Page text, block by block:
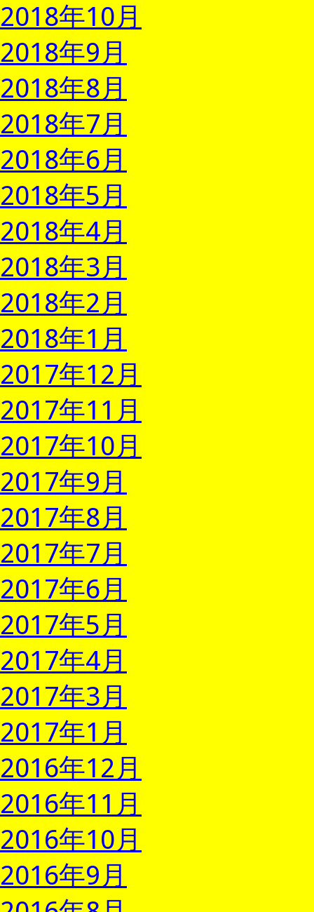
2018年10月
2018年9月
2018年8月
2018年7月
2018年6月
2018年5月
2018年4月
2018年3月
2018年2月
2018年1月
2017年12月
2017年11月
2017年10月
2017年9月
2017年8月
2017年7月
2017年6月
2017年5月
2017年4月
2017年3月
2017年1月
2016年12月
2016年11月
2016年10月
2016年9月